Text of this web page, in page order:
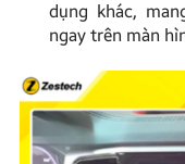
dụng khác,
ngay trên màn